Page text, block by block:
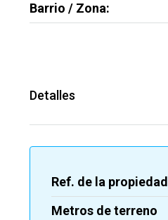
Barrio / Zona:
Detalles
Ref. de la propiedad
Metros de terreno